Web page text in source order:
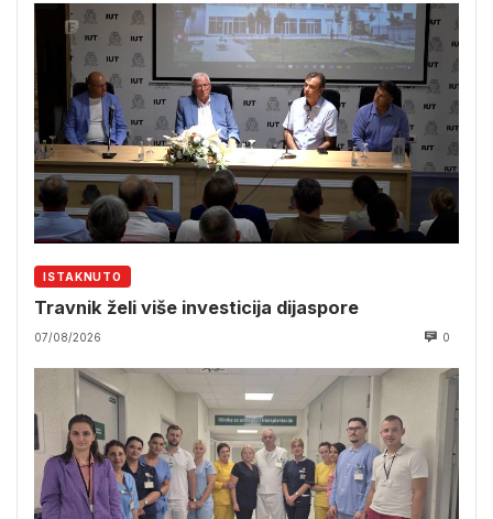
ISTAKNUTO
Travnik želi više investicija dijaspore
07/08/2026 0